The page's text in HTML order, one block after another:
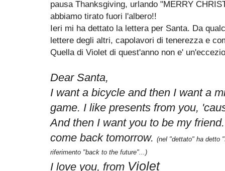
pausa Thanksgiving, urlando "MERRY
abbiamo tirato fuori l'albero!!
Ieri mi ha dettato la lettera per Santa. Da
lettere degli altri, capolavori di tenerezza e
Quella di Violet di quest'anno non e'
Dear Santa,
I want a bicycle and then I want a
game. I like presents from you,
And then I want you to be my
come back tomorrow. (nel "dettato" ha detto
riferimento "back to the future"...)
I love you, from Violet